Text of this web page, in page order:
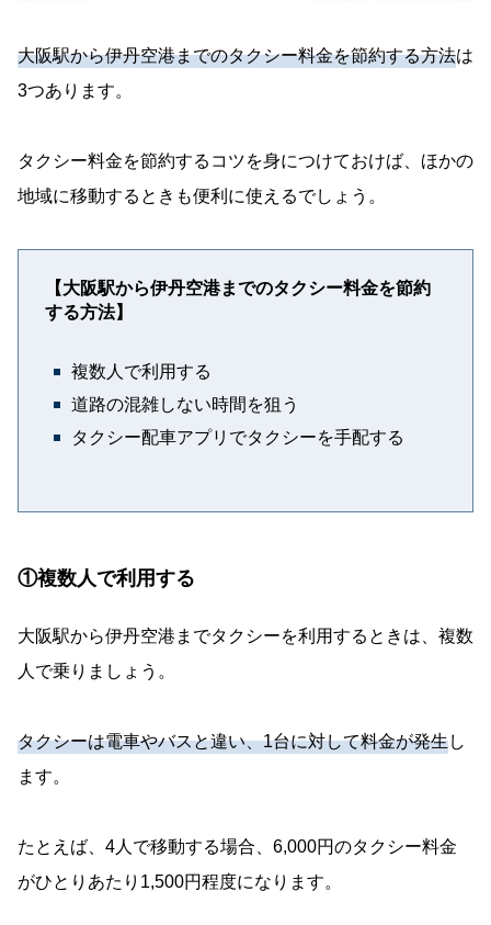
大阪駅から伊丹空港までのタクシー料金を節約する方法は
3つあります。
タクシー料金を節約するコツを身につけておけば、ほかの
地域に移動するときも便利に使えるでしょう。
【大阪駅から伊丹空港までのタクシー料金を節約
する方法】
複数人で利用する
道路の混雑しない時間を狙う
タクシー配車アプリでタクシーを手配する
①複数人で利用する
大阪駅から伊丹空港までタクシーを利用するときは、複数
人で乗りましょう。
タクシーは電車やバスと違い、1台に対して料金が発生し
ます。
たとえば、4人で移動する場合、6,000円のタクシー料金
がひとりあたり1,500円程度になります。